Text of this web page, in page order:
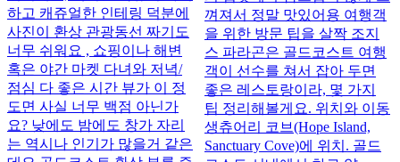
하고 캐쥬얼한 인테링 덕분에
사진이 환상 관광동선 짜기도
너무 쉬워요 , 쇼핑이나 해변
혹은 야간 마켓 다녀와 저녁/
점심 다 좋은 시간 뷰가 이 정
도면 사실 너무 백점 아닌가
요? 낮에도 밤에도 창가 자리
는 역시나 인기가 많을거 같은
껴져서 정말 맛있어용 여행객
을 위한 방문 팁을 살짝 조지
스 파라곤은 골드코스트 여행
객이 선수를 쳐서 잡아 두면
좋은 레스토랑이라, 몇 가지
팁 정리해볼게요. 위치와 이동
생츄어리 코브(Hope Island,
Sanctuary Cove)에 위치. 골드